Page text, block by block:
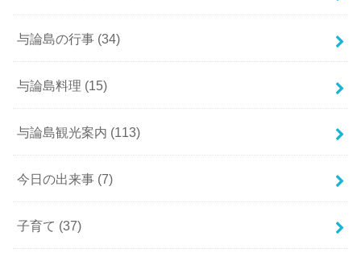
与論島の行事 (34)
与論島料理 (15)
与論島観光案内 (113)
今日の出来事 (7)
子育て (37)